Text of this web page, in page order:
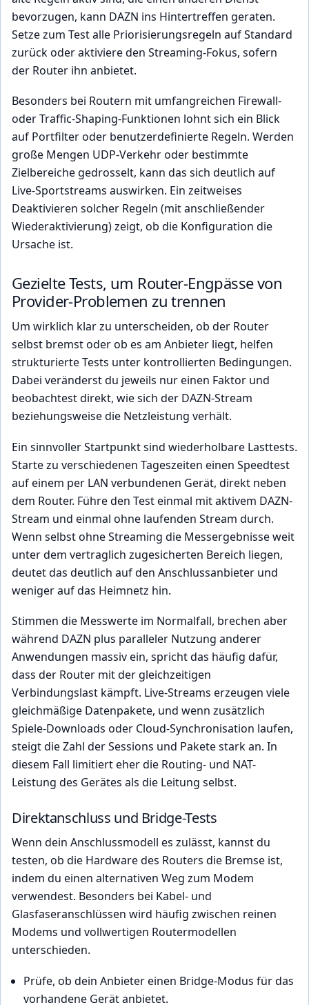
bevorzugen, kann DAZN ins Hintertreffen geraten.
Setze zum Test alle Priorisierungsregeln auf Standard
zurück oder aktiviere den Streaming-Fokus, sofern
der Router ihn anbietet.
Besonders bei Routern mit umfangreichen Firewall-
oder Traffic-Shaping-Funktionen lohnt sich ein Blick
auf Portfilter oder benutzerdefinierte Regeln. Werden
große Mengen UDP-Verkehr oder bestimmte
Zielbereiche gedrosselt, kann das sich deutlich auf
Live-Sportstreams auswirken. Ein zeitweises
Deaktivieren solcher Regeln (mit anschließender
Wiederaktivierung) zeigt, ob die Konfiguration die
Ursache ist.
Gezielte Tests, um Router-Engpässe von
Provider-Problemen zu trennen
Um wirklich klar zu unterscheiden, ob der Router
selbst bremst oder ob es am Anbieter liegt, helfen
strukturierte Tests unter kontrollierten Bedingungen.
Dabei veränderst du jeweils nur einen Faktor und
beobachtest direkt, wie sich der DAZN-Stream
beziehungsweise die Netzleistung verhält.
Ein sinnvoller Startpunkt sind wiederholbare Lasttests.
Starte zu verschiedenen Tageszeiten einen Speedtest
auf einem per LAN verbundenen Gerät, direkt neben
dem Router. Führe den Test einmal mit aktivem DAZN-
Stream und einmal ohne laufenden Stream durch.
Wenn selbst ohne Streaming die Messergebnisse weit
unter dem vertraglich zugesicherten Bereich liegen,
deutet das deutlich auf den Anschlussanbieter und
weniger auf das Heimnetz hin.
Stimmen die Messwerte im Normalfall, brechen aber
während DAZN plus paralleler Nutzung anderer
Anwendungen massiv ein, spricht das häufig dafür,
dass der Router mit der gleichzeitigen
Verbindungslast kämpft. Live-Streams erzeugen viele
gleichmäßige Datenpakete, und wenn zusätzlich
Spiele-Downloads oder Cloud-Synchronisation laufen,
steigt die Zahl der Sessions und Pakete stark an. In
diesem Fall limitiert eher die Routing- und NAT-
Leistung des Gerätes als die Leitung selbst.
Direktanschluss und Bridge-Tests
Wenn dein Anschlussmodell es zulässt, kannst du
testen, ob die Hardware des Routers die Bremse ist,
indem du einen alternativen Weg zum Modem
verwendest. Besonders bei Kabel- und
Glasfaseranschlüssen wird häufig zwischen reinen
Modems und vollwertigen Routermodellen
unterschieden.
Prüfe, ob dein Anbieter einen Bridge-Modus für das
vorhandene Gerät anbietet.